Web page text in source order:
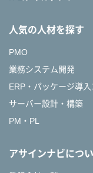
人気の人材を探す
PMO
業務システム開発
ERP・パッケージ導
サーバー設計・構築
PM・PL
アサインナビにつ